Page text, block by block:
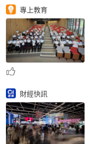
專上教育
財經快訊